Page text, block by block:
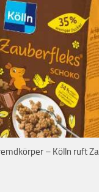
– Kölln ruft